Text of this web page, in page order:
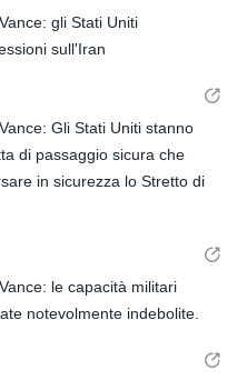
gli Stati Uniti
sull'Iran
Gli Stati Uniti stanno
di passaggio sicura che
in sicurezza lo Stretto di
le capacità militari
notevolmente indebolite.